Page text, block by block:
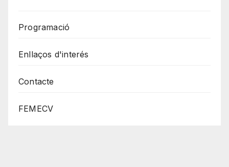
Programació
Enllaços d'interés
Contacte
FEMECV